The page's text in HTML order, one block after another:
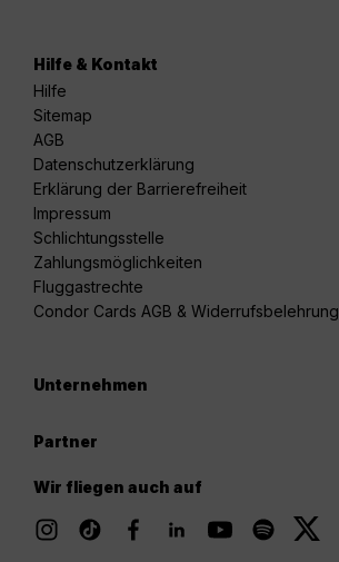
Hilfe & Kontakt
Hilfe
Sitemap
AGB
Datenschutzerklärung
Erklärung der Barrierefreiheit
Impressum
Schlichtungsstelle
Zahlungsmöglichkeiten
Fluggastrechte
Condor Cards AGB & Widerrufsbelehrung
Unternehmen
Partner
Wir fliegen auch auf